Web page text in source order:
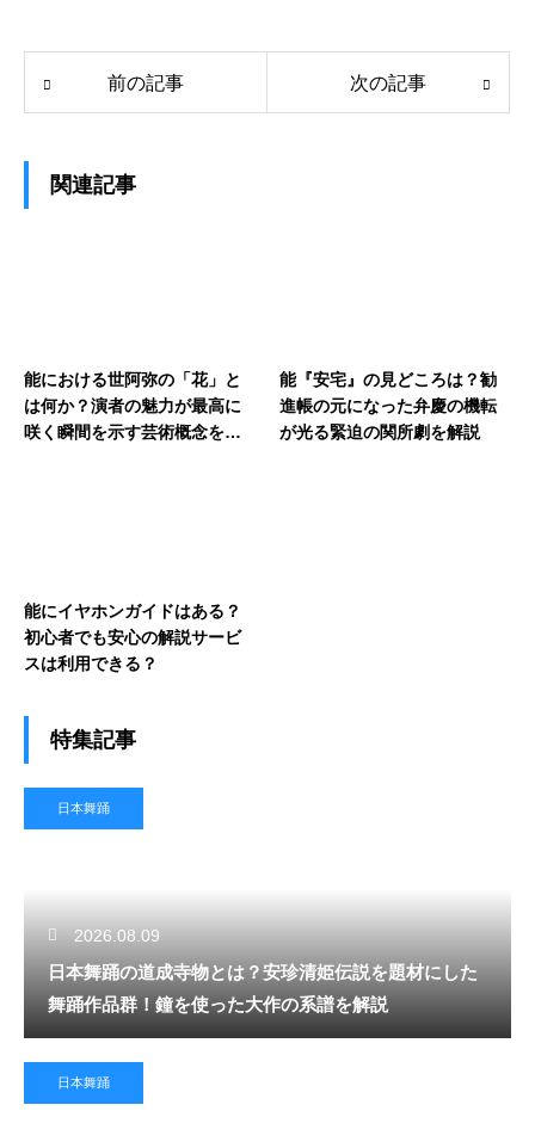
前の記事 次の記事
関連記事
能における世阿弥の「花」と
は何か？演者の魅力が最高に
咲く瞬間を示す芸術概念を解
能『安宅』の見どころは？勧
進帳の元になった弁慶の機転
が光る緊迫の関所劇を解説
能にイヤホンガイドはある？
初心者でも安心の解説サービ
スは利用できる？
特集記事
日本舞踊
2026.08.09
日本舞踊の道成寺物とは？安珍清姫伝説を題材にした
舞踊作品群！鐘を使った大作の系譜を解説
日本舞踊